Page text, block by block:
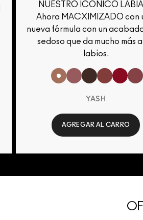
NUESTRO ICÓNICO
Ahora MACXIMIZADO con
nueva fórmula con un
sedoso que da mucho más
labios.
YASH
AGREGAR AL CARRO